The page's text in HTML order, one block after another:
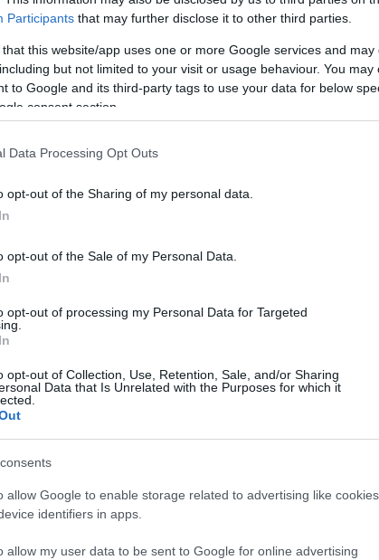
Participants that may further disclose it to other third parties.
that this website/app uses one or more Google services and
but not limited to your visit or usage behaviour. You may
to Google and its third-party tags to use your data for below
consent section.
Data Processing Opt Outs
opt-out of the Sharing of my personal data.
opt-out of the Sale of my Personal Data.
opt-out of processing my Personal Data for Targeted
opt-out of Collection, Use, Retention, Sale, and/or Sharing
Data that Is Unrelated with the Purposes for which it
allow Google to enable storage related to advertising like
identifiers in apps.
allow my user data to be sent to Google for online advertising
giochi più apprezzati è stato quello di “li
in legno dotato di ruote realizzate con
hanno suscitato i giochi “li cabaddhi
e i genitori sono stati invitati a gustare un
“carri arrustu” e “siati” tra le mura di uno
invece dedicato ai giochi di gruppo. Tutti i
originari della Gallura o della
e compreso i dialoghi in
e divertimento, arrivando anche a
chita” (i giorni della settimana), “li stagjoni”
”.
il laboratorio, coordinato dall’
associazione
da
.
i tuoi video e le tue foto
+39 345 356 7512